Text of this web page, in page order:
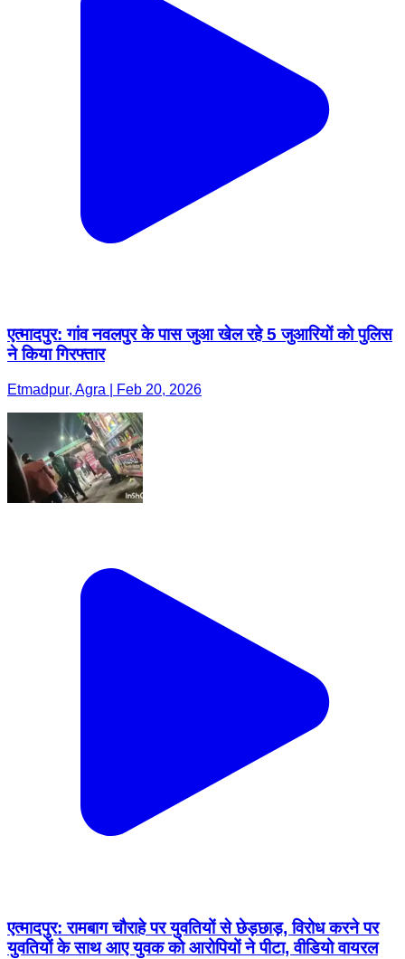
एत्मादपुर: गांव नवलपुर के पास जुआ खेल रहे 5 जुआरियों को पुलिस
ने किया गिरफ्तार
Etmadpur, Agra | Feb 20, 2026
एत्मादपुर: रामबाग चौराहे पर युवतियों से छेड़छाड़, विरोध करने पर
युवतियों के साथ आए युवक को आरोपियों ने पीटा, वीडियो वायरल